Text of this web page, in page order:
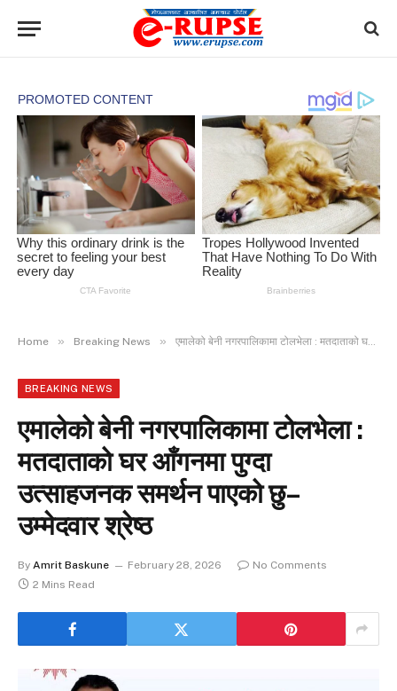
Home » Breaking News » एमालेको बेनी नगरपालिकामा टोलभेला : मतदाताको घर आँगनमा पुग्दा उत्साहजनक समर्थन पाएको छु– उम्मेदवार श्रेष्ठ
BREAKING NEWS
एमालेको बेनी नगरपालिकामा टोलभेला :
मतदाताको घर आँगनमा पुग्दा
उत्साहजनक समर्थन पाएको छु–
उम्मेदवार श्रेष्ठ
By Amrit Baskune February 28, 2026
No Comments
2 Mins Read